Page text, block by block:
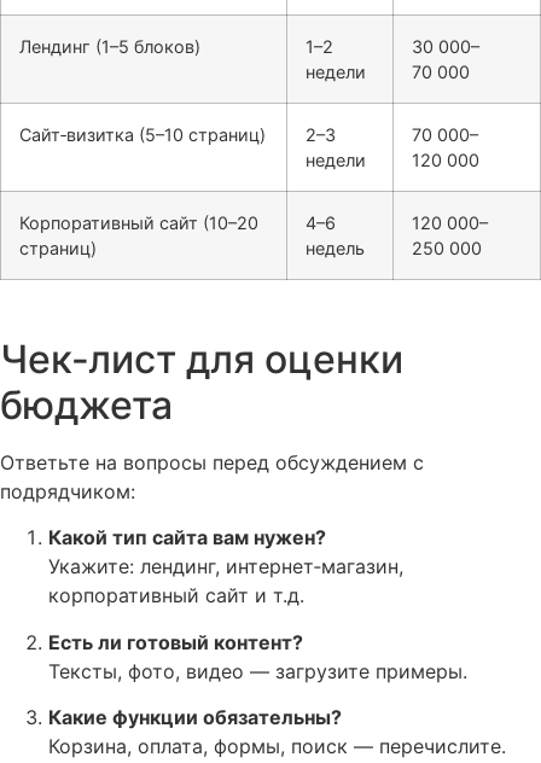
Лендинг (1–5 блоков)
1–2
недели
30 000–
70 000
Сайт‑визитка (5–10 страниц)
2–3
недели
70 000–
120 000
Корпоративный сайт (10–20
страниц)
4–6
недель
120 000–
250 000
Чек‑лист для оценки
бюджета
Ответьте на вопросы перед обсуждением с
подрядчиком:
Какой тип сайта вам нужен?
Укажите: лендинг, интернет‑магазин,
корпоративный сайт и т.д.
Есть ли готовый контент?
Тексты, фото, видео — загрузите примеры.
Какие функции обязательны?
Корзина, оплата, формы, поиск — перечислите.